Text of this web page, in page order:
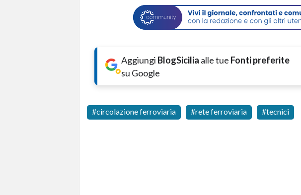
Aggiungi BlogSicilia alle tue Fonti preferite
su Google
circolazione ferroviaria rete ferroviaria tecnici